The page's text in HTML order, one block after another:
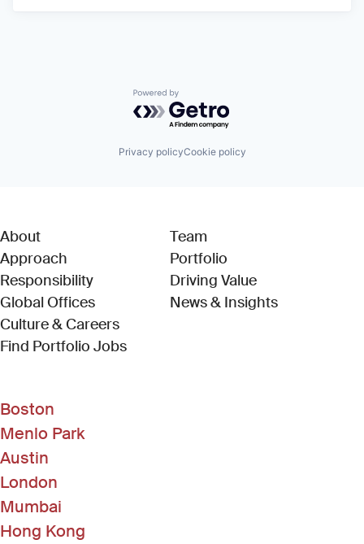
Powered by Getro.com
Privacy policyCookie policy
About
Approach
Responsibility
Global Offices
Culture & Careers
Find Portfolio Jobs(Link opens in new window)
Team
Portfolio
Driving Value
News & Insights
Boston
Menlo Park
Austin
London
Mumbai
Hong Kong